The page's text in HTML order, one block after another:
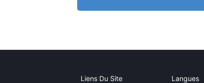
Liens Du Site Langues